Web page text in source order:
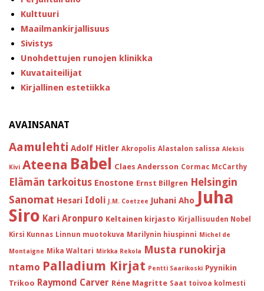
Kulttuuri
Maailmankirjallisuus
Sivistys
Unohdettujen runojen klinikka
Kuvataiteilijat
Kirjallinen estetiikka
AVAINSANAT
Aamulehti Adolf Hitler Akropolis Alastalon salissa Aleksis
Kivi Ateena Babel Claes Andersson Cormac McCarthy
Elämän tarkoitus Enostone Ernst Billgren Helsingin
Sanomat Hesari Idoli J.M. Coetzee Juhani Aho Juha
Siro Kari Aronpuro Keltainen kirjasto Kirjallisuuden Nobel
Kirsi Kunnas Linnun muotokuva Marilynin hiuspinni Michel de
Montaigne Mika Waltari Mirkka Rekola Musta runokirja
ntamo Palladium Kirjat Pentti Saarikoski Pyynikin
Trikoo Raymond Carver Réne Magritte Saat toivoa kolmesti